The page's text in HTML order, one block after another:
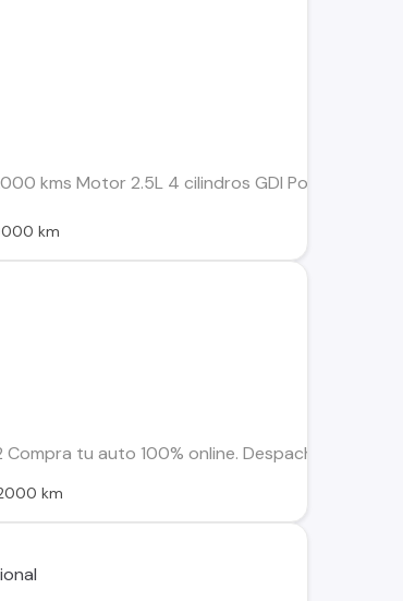
kms Motor 2.5L 4 cilindros GDI Potencia
km
Compra tu auto 100% online. Despachos
km